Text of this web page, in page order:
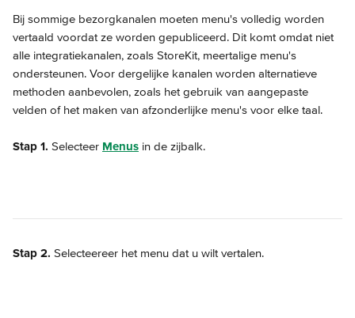
Bij sommige bezorgkanalen moeten menu's volledig worden
vertaald voordat ze worden gepubliceerd. Dit komt omdat niet
alle integratiekanalen, zoals StoreKit, meertalige menu's
ondersteunen. Voor dergelijke kanalen worden alternatieve
methoden aanbevolen, zoals het gebruik van aangepaste
velden of het maken van afzonderlijke menu's voor elke taal.
Stap 1. Selecteer Menus in de zijbalk.
Stap 2. Selecteereer het menu dat u wilt vertalen.